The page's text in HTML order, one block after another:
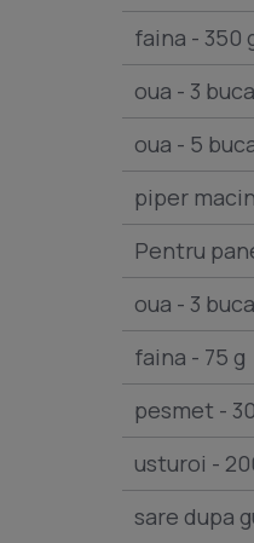
faina - 350
oua - 3
oua - 5
piper
Pentru
oua - 3
faina - 75 g
pesmet -
usturoi -
sare dupa